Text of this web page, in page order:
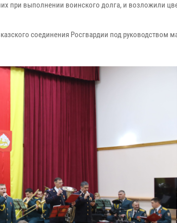
при выполнении воинского долга, и возложили
соединения Росгвардии под руководством